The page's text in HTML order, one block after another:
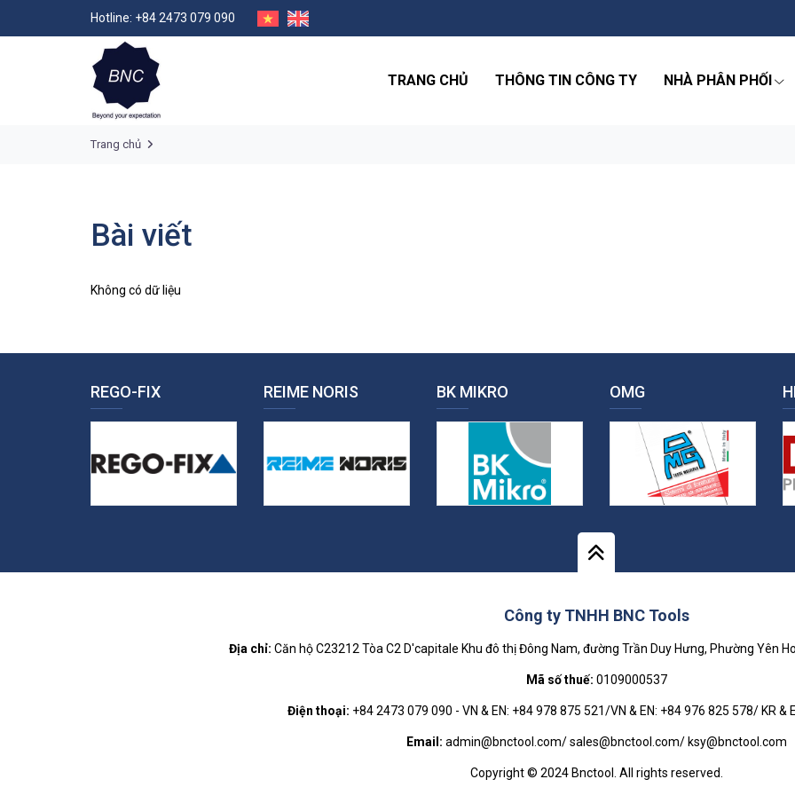
Hotline: +84 2473 079 090
TRANG CHỦ THÔNG TIN CÔNG TY NHÀ PHÂN PHỐI
Trang chủ
Bài viết
Không có dữ liệu
REGO-FIX REIME NORIS BK MIKRO OMG
Công ty TNHH BNC Tools
Địa chỉ: Căn hộ C23212 Tòa C2 D'capitale Khu đô thị Đông Nam, đường Trần Duy Hưng, Phường Yên
Mã số thuế: 0109000537
Điện thoại: +84 2473 079 090 - VN & EN: +84 978 875 521/VN & EN: +84 976 825 578/ KR &
Email: admin@bnctool.com/ sales@bnctool.com/ ksy@bnctool.com
Copyright © 2024 Bnctool. All rights reserved.